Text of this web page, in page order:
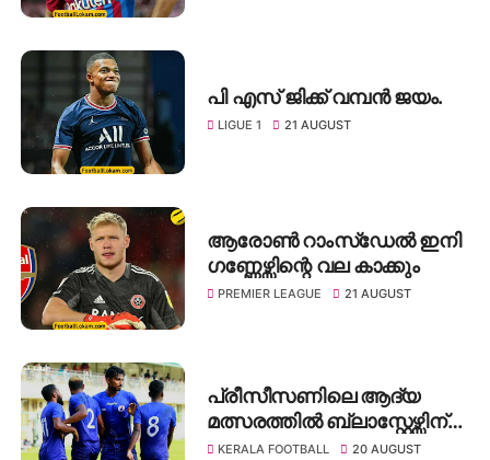
പി എസ് ജിക്ക് വമ്പൻ ജയം.
LIGUE 1 21 AUGUST
ആരോൺ റാംസ്‌ഡേൽ ഇനി
ഗണ്ണേഴ്സിന്റെ വല കാക്കും
PREMIER LEAGUE 21 AUGUST
പ്രീസീസണിലെ ആദ്യ
മത്സരത്തിൽ ബ്ലാസ്റ്റേഴ്സിന്
യുണൈറ്റഡിനെതിരെ
KERALA FOOTBALL 20 AUGUST